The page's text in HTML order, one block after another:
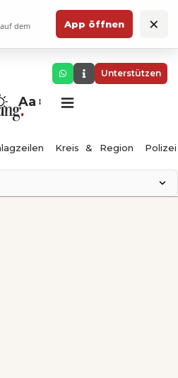
dem
App öffnen ×
Unterstützen
Aa
Kreis & Region Polizei